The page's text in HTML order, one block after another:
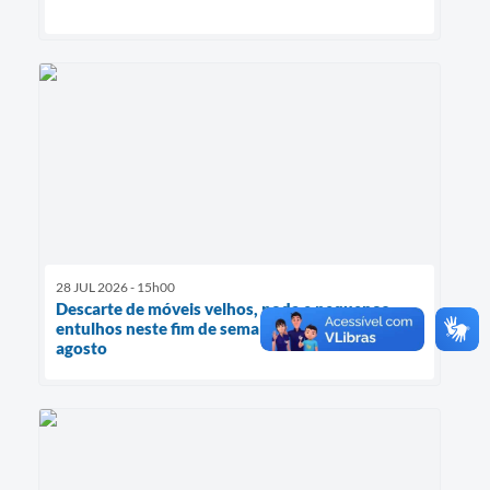
28 JUL 2026 - 15h00
Descarte de móveis velhos, poda e pequenos
entulhos neste fim de semana, dias 01 e 02 de
agosto